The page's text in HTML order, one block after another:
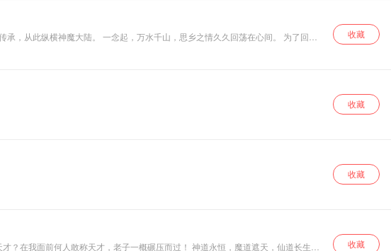
王八蛋。要的也给
您老带回来吊汤，
之情久久回荡在心间。 为了回到
收藏
收藏
收藏
收藏